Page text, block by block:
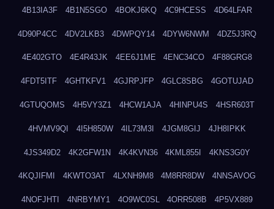
4B13IA3F 4B1N5SGO 4BOKJ6KQ 4C9HCESS 4D64LFAR
4D90P4CC 4DV2LKB3 4DWPQY14 4DYW6NWM 4DZ5J3RQ
4E402GTO 4E4R43JK 4EE6J1ME 4ENC34CO 4F88GRG8
4FDT5ITF 4GHTKFV1 4GJRPJFP 4GLC8SBG 4GOTUJAD
4GTUQOMS 4H5VY3Z1 4HCW1AJA 4HINPU4S 4HSR603T
4HVMV9QI 4I5H850W 4IL73M3I 4JGM8GIJ 4JH8IPKK
4JS349D2 4K2GFW1N 4K4KVN36 4KML855I 4KNS3G0Y
4KQJIFMI 4KWTO3AT 4LXNH9M8 4M8RR8DW 4NNSAVOG
4NOFJHTI 4NRBYMY1 4O9WC0SL 4ORR508B 4P5VX889